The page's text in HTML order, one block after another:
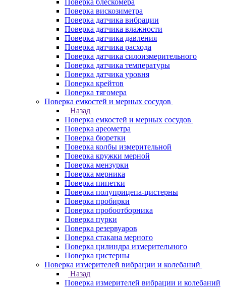
Поверка блескомера
Поверка вискозиметра
Поверка датчика вибрации
Поверка датчика влажности
Поверка датчика давления
Поверка датчика расхода
Поверка датчика силоизмерительного
Поверка датчика температуры
Поверка датчика уровня
Поверка крейтов
Поверка тягомера
Поверка емкостей и мерных сосудов
Назад
Поверка емкостей и мерных сосудов
Поверка ареометра
Поверка бюретки
Поверка колбы измерительной
Поверка кружки мерной
Поверка мензурки
Поверка мерника
Поверка пипетки
Поверка полуприцепа-цистерны
Поверка пробирки
Поверка пробоотборника
Поверка пурки
Поверка резервуаров
Поверка стакана мерного
Поверка цилиндра измерительного
Поверка цистерны
Поверка измерителей вибрации и колебаний
Назад
Поверка измерителей вибрации и колебаний